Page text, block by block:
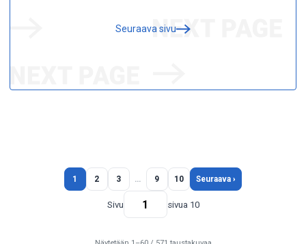
Seuraava sivu
1 2 3 … 9 10 Seuraava ›
Sivu sivua 10